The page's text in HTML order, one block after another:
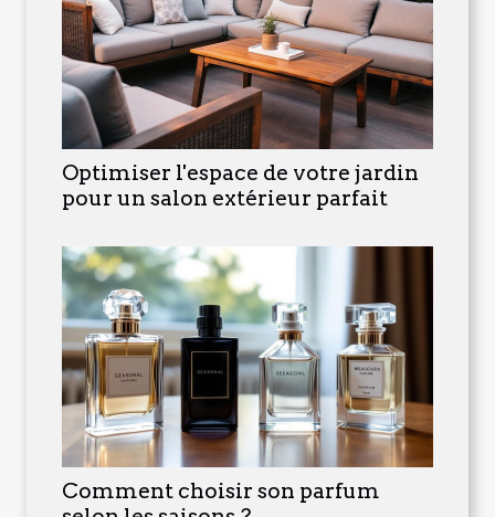
Optimiser l'espace de votre jardin
pour un salon extérieur parfait
Comment choisir son parfum